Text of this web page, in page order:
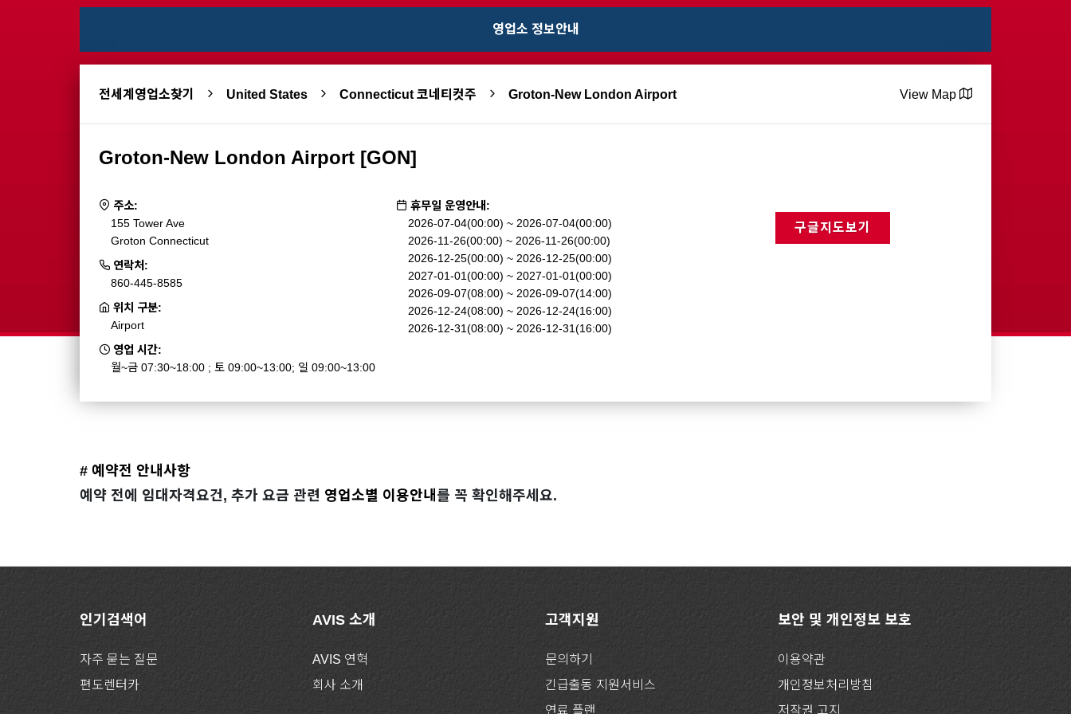
영업소 정보안내
전세계영업소찾기 United States Connecticut 코네티컷주 Groton-New London Airport View Map
Groton-New London Airport [GON]
주소:
155 Tower Ave
Groton Connecticut
연락처:
860-445-8585
위치 구분:
Airport
영업 시간:
월~금 07:30~18:00 ; 토 09:00~13:00; 일 09:00~13:00
휴무일 운영안내:
2026-07-04(00:00) ~ 2026-07-04(00:00)
2026-11-26(00:00) ~ 2026-11-26(00:00)
2026-12-25(00:00) ~ 2026-12-25(00:00)
2027-01-01(00:00) ~ 2027-01-01(00:00)
2026-09-07(08:00) ~ 2026-09-07(14:00)
2026-12-24(08:00) ~ 2026-12-24(16:00)
2026-12-31(08:00) ~ 2026-12-31(16:00)
구글지도보기
# 예약전 안내사항
예약 전에 임대자격요건, 추가 요금 관련 영업소별 이용안내 를 꼭 확인해주세요.
인기검색어
자주 묻는 질문
편도렌터카
AVIS 소개
AVIS 연혁
회사 소개
고객지원
문의하기
긴급출동 지원서비스
연료 플랜
보안 및 개인정보 보호
이용약관
개인정보처리방침
저작권 고지